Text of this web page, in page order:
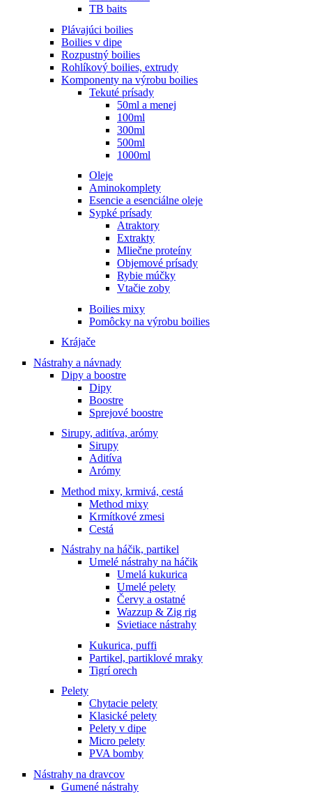
TB baits
Plávajúci boilies
Boilies v dipe
Rozpustný boilies
Rohlíkový boilies, extrudy
Komponenty na výrobu boilies
Tekuté prísady
50ml a menej
100ml
300ml
500ml
1000ml
Oleje
Aminokomplety
Esencie a esenciálne oleje
Sypké prísady
Atraktory
Extrakty
Mliečne proteíny
Objemové prísady
Rybie múčky
Vtačie zoby
Boilies mixy
Pomôcky na výrobu boilies
Krájače
Nástrahy a návnady
Dipy a boostre
Dipy
Boostre
Sprejové boostre
Sirupy, aditíva, arómy
Sirupy
Aditíva
Arómy
Method mixy, krmivá, cestá
Method mixy
Krmítkové zmesi
Cestá
Nástrahy na háčik, partikel
Umelé nástrahy na háčik
Umelá kukurica
Umelé pelety
Červy a ostatné
Wazzup & Zig rig
Svietiace nástrahy
Kukurica, puffi
Partikel, partiklové mraky
Tigrí orech
Pelety
Chytacie pelety
Klasické pelety
Pelety v dipe
Micro pelety
PVA bomby
Nástrahy na dravcov
Gumené nástrahy